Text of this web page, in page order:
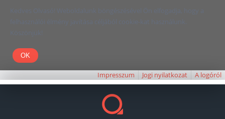
Kedves Olvasó! Weboldalunk böngészésével Ön elfogadja, hogy a
felhasználói élmény javítása céljából cookie-kat használunk.
Köszönjük!
Impresszum Jogi nyilatkozat A logóról